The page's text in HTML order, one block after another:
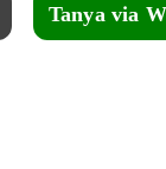
Tanya via